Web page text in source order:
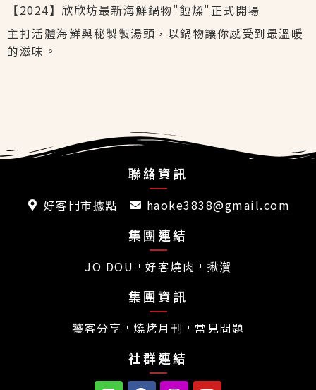
【2024】欣欣坊最新海鮮鍋物"餖煣"正式開場
主打活體海鮮與秘製製湯頭，以鍋物讓你感受到最溫暖
的滋味。
聯絡資訊
好客門市據點 haoke3838@gmail.com
集團連結
JO DOU 好客燒肉 揪㵑
集團資訊
饕客分享 燒烤月刊 常見問題
社群連結